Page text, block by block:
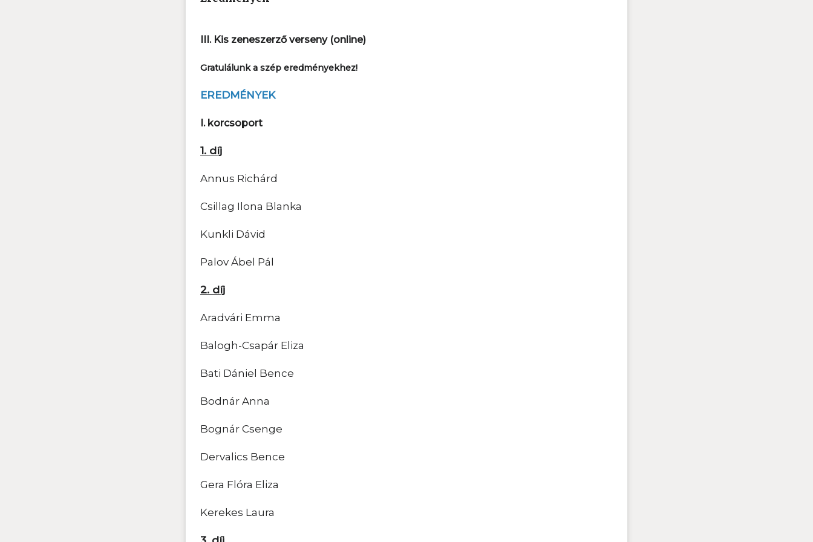
III. Kis zeneszerző verseny (online)
Gratulálunk a szép eredményekhez!
EREDMÉNYEK
I. korcsoport
1. díj
Annus Richárd
Csillag Ilona Blanka
Kunkli Dávid
Palov Ábel Pál
2. díj
Aradvári Emma
Balogh-Csapár Eliza
Bati Dániel Bence
Bodnár Anna
Bognár Csenge
Dervalics Bence
Gera Flóra Eliza
Kerekes Laura